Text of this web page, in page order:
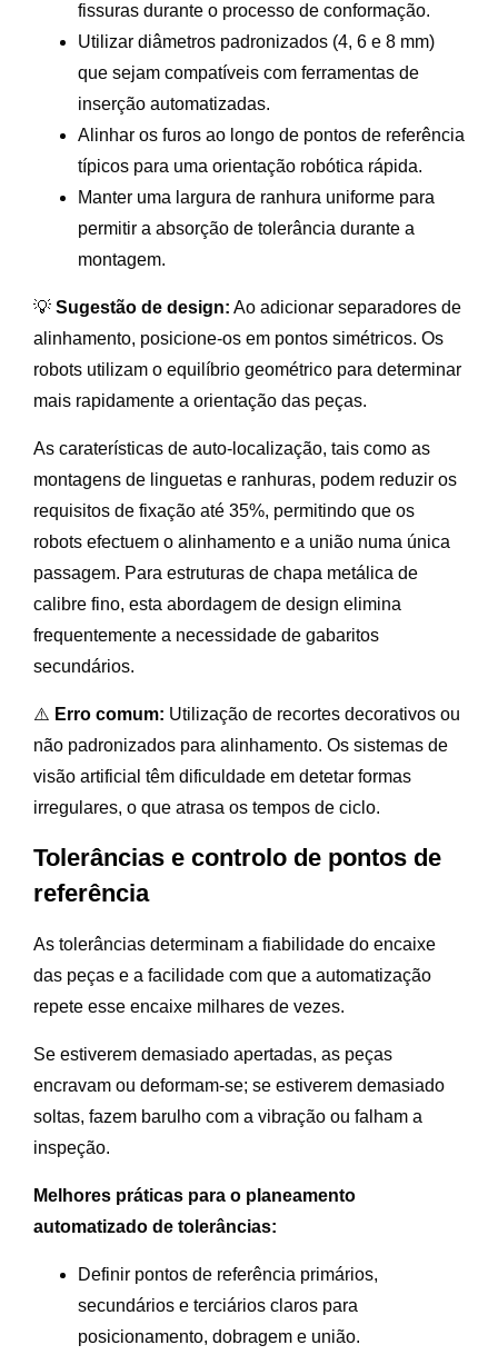
fissuras durante o processo de conformação.
Utilizar diâmetros padronizados (4, 6 e 8 mm)
que sejam compatíveis com ferramentas de
inserção automatizadas.
Alinhar os furos ao longo de pontos de referência
típicos para uma orientação robótica rápida.
Manter uma largura de ranhura uniforme para
permitir a absorção de tolerância durante a
montagem.
💡 Sugestão de design: Ao adicionar separadores de
alinhamento, posicione-os em pontos simétricos. Os
robots utilizam o equilíbrio geométrico para determinar
mais rapidamente a orientação das peças.
As caraterísticas de auto-localização, tais como as
montagens de linguetas e ranhuras, podem reduzir os
requisitos de fixação até 35%, permitindo que os
robots efectuem o alinhamento e a união numa única
passagem. Para estruturas de chapa metálica de
calibre fino, esta abordagem de design elimina
frequentemente a necessidade de gabaritos
secundários.
⚠️ Erro comum: Utilização de recortes decorativos ou
não padronizados para alinhamento. Os sistemas de
visão artificial têm dificuldade em detetar formas
irregulares, o que atrasa os tempos de ciclo.
Tolerâncias e controlo de pontos de
referência
As tolerâncias determinam a fiabilidade do encaixe
das peças e a facilidade com que a automatização
repete esse encaixe milhares de vezes.
Se estiverem demasiado apertadas, as peças
encravam ou deformam-se; se estiverem demasiado
soltas, fazem barulho com a vibração ou falham a
inspeção.
Melhores práticas para o planeamento
automatizado de tolerâncias:
Definir pontos de referência primários,
secundários e terciários claros para
posicionamento, dobragem e união.